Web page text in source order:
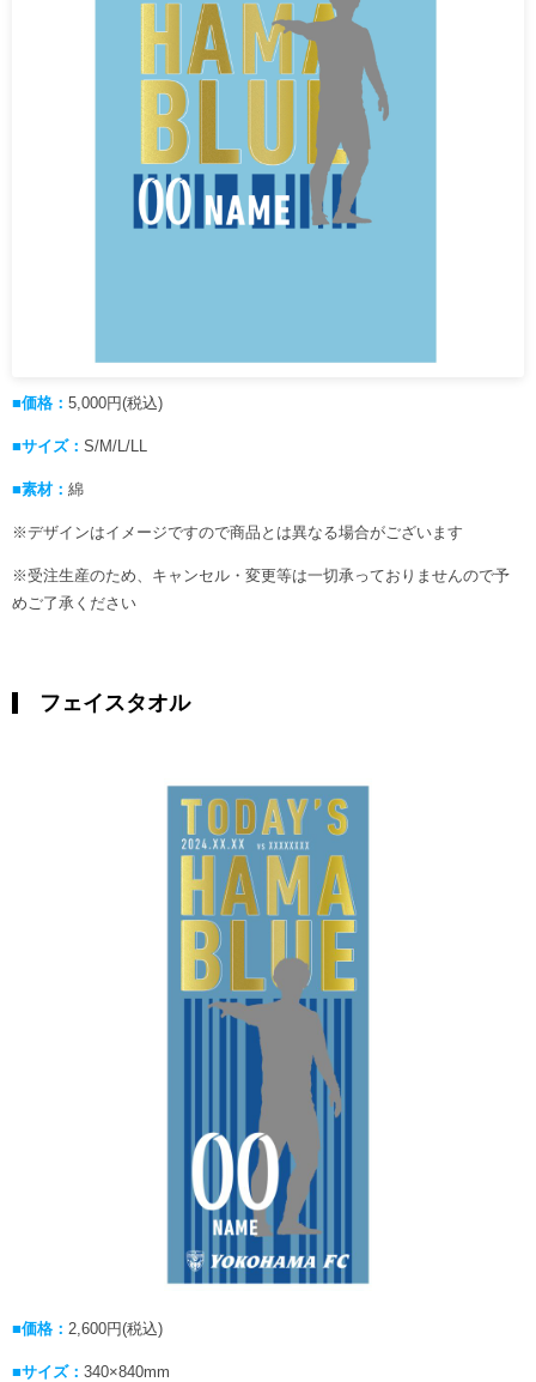
■価格： 5,000円(税込)
■サイズ： S/M/L/LL
■素材： 綿
※デザインはイメージですので商品とは異なる場合がございます
※受注生産のため、キャンセル・変更等は一切承っておりませんので予
めご了承ください
フェイスタオル
■価格： 2,600円(税込)
■サイズ： 340×840mm